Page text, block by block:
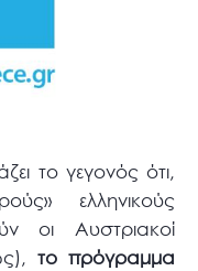
το γεγονός ότι,
ελληνικούς
οι Αυστριακοί
το πρόγραμμα